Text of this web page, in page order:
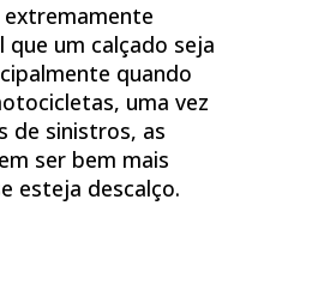
que um calçado seja
quando
uma vez
de sinistros, as
ser bem mais
esteja descalço.